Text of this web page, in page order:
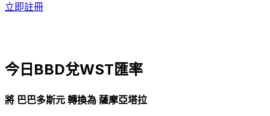
立即註冊
今日BBD兌WST匯率
將 巴巴多斯元 轉換為 薩摩亞塔拉